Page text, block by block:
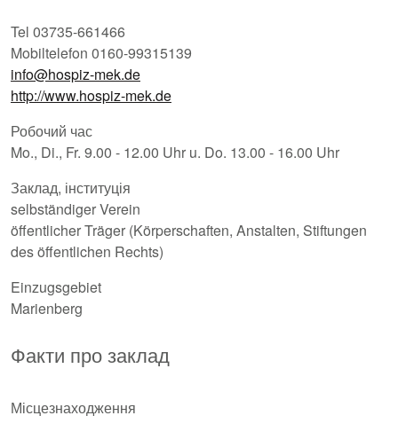
Tel 03735-661466
Mobiltelefon 0160-99315139
info@hospiz-mek.de
http://www.hospiz-mek.de
Робочий час
Mo., Di., Fr. 9.00 - 12.00 Uhr u. Do. 13.00 - 16.00 Uhr
Заклад, інституція
selbständiger Verein
öffentlicher Träger (Körperschaften, Anstalten, Stiftungen
des öffentlichen Rechts)
Einzugsgebiet
Marienberg
Факти про заклад
Місцезнаходження